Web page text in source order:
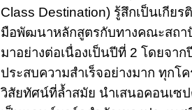
Class Destination) รู้สึกเป็นเกียร
มือพัฒนาหลักสูตรกับทางคณะสถา
มาอย่างต่อเนื่องเป็นปีที่ 2 โดยจาก
ประสบความสำเร็จอย่างมาก ทุก
วิสัยทัศน์ที่ล้ำสมัย นำเสนอคอนเซ